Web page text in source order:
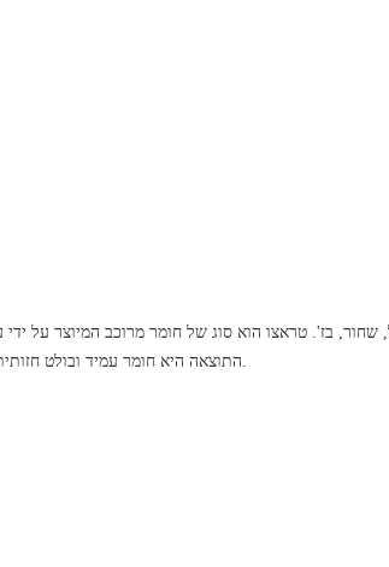
שחור, בז'. טראצו הוא סוג של חומר מרוכב המיוצר על
התוצאה היא חומר עמיד ובולט חזותית המשמש לעתים קרובות לריצוף, משטחים ומאפיינים אדריכליים אחרים.